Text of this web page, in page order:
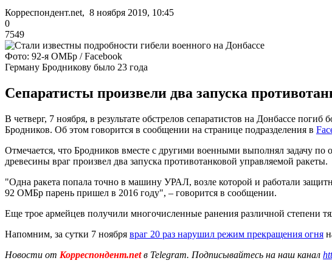
Корреспондент.net, 8 ноября 2019, 10:45
0
7549
Фото: 92-я ОМБр / Facebook
Герману Бродникову было 23 года
Сепаратисты произвели два запуска
В четверг, 7 ноября, в результате обстрелов сепаратистов на Донбассе
Бродников. Об этом говорится в сообщении на странице подразделения в
Отмечается, что Бродников вместе с другими военными выполнял задачу
древесины враг произвел два запуска противотанковой управляемой ракеты.
"Одна ракета попала точно в машину УРАЛ, возле которой и работали
92 ОМБр парень пришел в 2016 году", – говорится в сообщении.
Еще трое армейцев получили многочисленные ранения различной степени
Напомним, за сутки 7 ноября враг 20 раз нарушил режим прекращения огня
Новости от Корреспондент.netв Telegram. Подписывайтесь на наш канал